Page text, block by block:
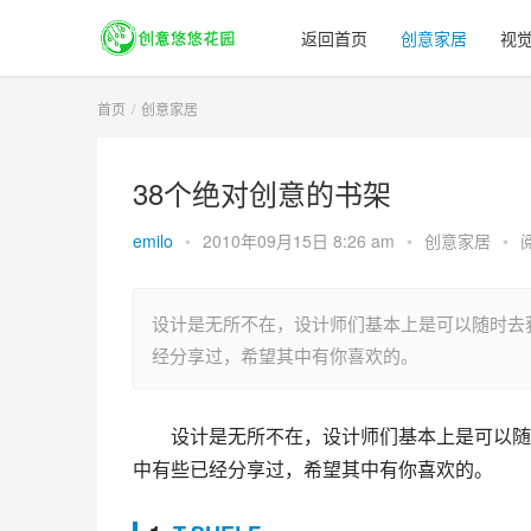
返回首页 创意家居 视
首页 创意家居
38个绝对创意的书架
emilo • 2010年09月15日 8:26 am • 创意家居 •
设计是无所不在，设计师们基本上是可以随时
经分享过，希望其中有你喜欢的。
设计是无所不在，设计师们基本上是可以
中有些已经分享过，希望其中有你喜欢的。